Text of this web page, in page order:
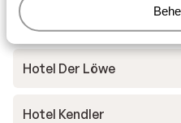
Hotel Alpin Juwel
Hotel Der Löwe
Hotel Kendler